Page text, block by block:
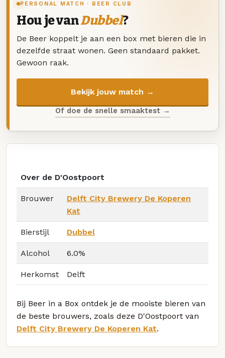
PERSONAL MATCH · BEER CLUB
Hou je vanDubbel?
De Beer koppelt je aan een box met bieren die in
dezelfde straat wonen. Geen standaard pakket.
Gewoon raak.
Bekijk jouw match →
Of doe de snelle smaaktest →
Over de D'Oostpoort
Brouwer
Delft City Brewery De Koperen
Kat
Bierstijl Dubbel
Alcohol 6.0%
Herkomst Delft
Bij Beer in a Box ontdek je de mooiste bieren van
de beste brouwers, zoals deze D'Oostpoort van
Delft City Brewery De Koperen Kat.